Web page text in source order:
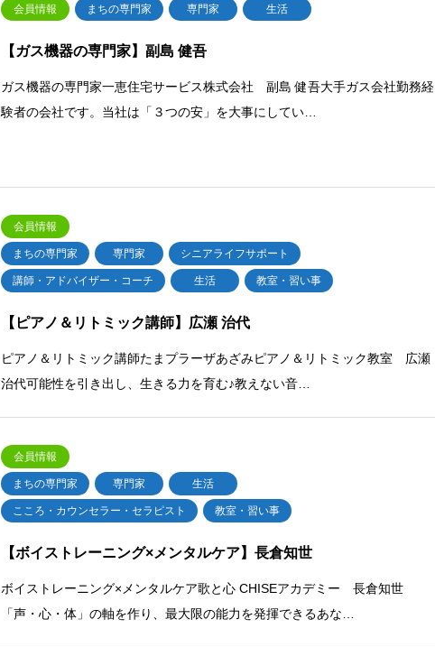
会員情報 まちの専門家 専門家 生活
【ガス機器の専門家】副島 健吾
ガス機器の専門家一恵住宅サービス株式会社 副島 健吾大手ガス会社勤務経
験者の会社です。当社は「３つの安」を大事にしてい…
会員情報
まちの専門家 専門家 シニアライフサポート
講師・アドバイザー・コーチ 生活 教室・習い事
【ピアノ＆リトミック講師】広瀬 治代
ピアノ＆リトミック講師たまプラーザあざみピアノ＆リトミック教室 広瀬
治代可能性を引き出し、生きる力を育む♪教えない音…
会員情報
まちの専門家 専門家 生活
こころ・カウンセラー・セラピスト 教室・習い事
【ボイストレーニング×メンタルケア】長倉知世
ボイストレーニング×メンタルケア歌と心 CHISEアカデミー 長倉知世
「声・心・体」の軸を作り、最大限の能力を発揮できるあな…